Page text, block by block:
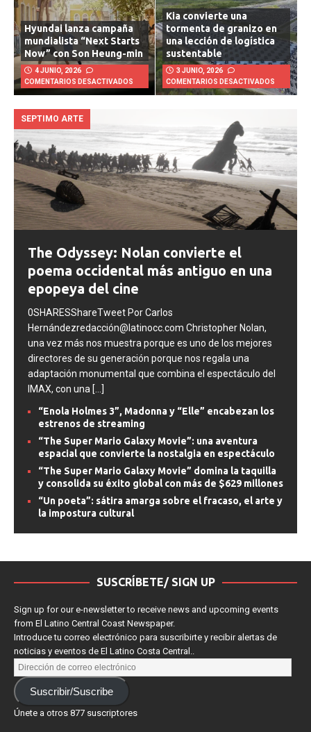
Hyundai lanza campaña
mundialista “Next Starts
Now” con Son Heung-min
4 JUNIO, 2026
COMENTARIOS DESACTIVADOS
Kia convierte una
tormenta de granizo en
una lección de logística
sustentable
3 JUNIO, 2026
COMENTARIOS DESACTIVADOS
SEPTIMO ARTE
The Odyssey: Nolan convierte el
poema occidental más antiguo en una
epopeya del cine
0SHARESShareTweet Por Carlos
Hernándezredacción@latinocc.com Christopher Nolan,
una vez más nos muestra porque es uno de los mejores
directores de su generación porque nos regala una
adaptación monumental que combina el espectáculo del
[...]
“Enola Holmes 3”, Madonna y “Elle” encabezan los
estrenos de streaming
“The Super Mario Galaxy Movie”: una aventura
espacial que convierte la nostalgia en espectáculo
“The Super Mario Galaxy Movie” domina la taquilla
y consolida su éxito global con más de $629 millones
“Un poeta”: sátira amarga sobre el fracaso, el arte y
la impostura cultural
SUSCRÍBETE/ SIGN UP
Sign up for our e-newsletter to receive news and upcoming events
from El Latino Central Coast Newspaper.
Introduce tu correo electrónico para suscribirte y recibir alertas de
noticias y eventos de El Latino Costa Central..